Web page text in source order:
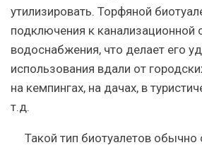
утилизировать. Торфяной
подключения к канализационной
водоснабжения, что делает его
использования вдали от
на кемпингах, на дачах, в
т.д.
Такой тип биотуалетов обычно